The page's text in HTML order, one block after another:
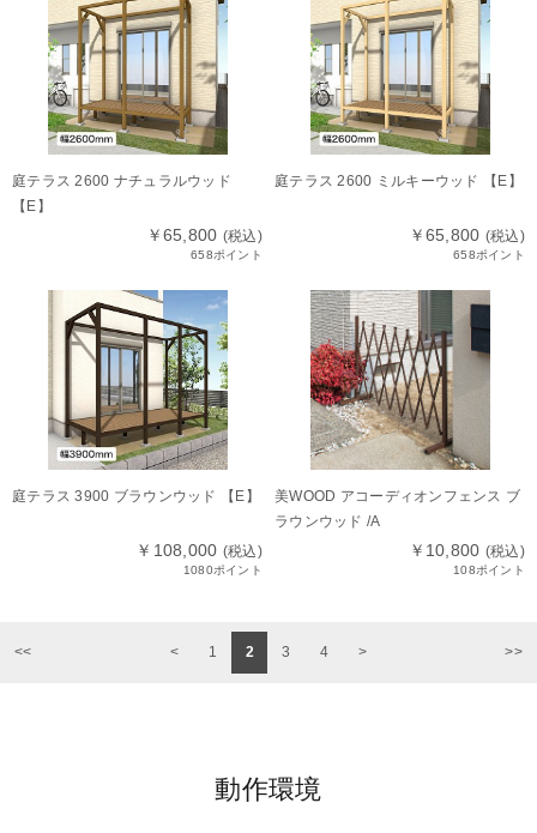
庭テラス 2600 ナチュラルウッド
【E】
￥65,800 (税込)
658ポイント
庭テラス 2600 ミルキーウッド 【E】
￥65,800 (税込)
658ポイント
庭テラス 3900 ブラウンウッド 【E】
￥108,000 (税込)
1080ポイント
美WOOD アコーディオンフェンス ブ
ラウンウッド /A
￥10,800 (税込)
108ポイント
<< < 1 2 3 4 > >>
動作環境